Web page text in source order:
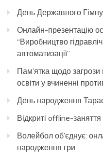
День Державного Гімну.
Онлайн-презентацію
“Виробництво
автоматизації”
Пам’ятка щодо загрози
освіти у вчиненні
День народження
Відкриті offline-заняття
Волейбол об’єднує:
народження гри